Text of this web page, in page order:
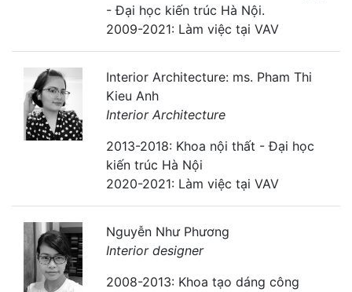
- Đại học kiến trúc Hà Nội.
2009-2021: Làm việc tại VAV
Interior Architecture: ms. Pham Thi
Kieu Anh
Interior Architecture
2013-2018: Khoa nội thất - Đại học
kiến trúc Hà Nội
2020-2021: Làm việc tại VAV
Nguyễn Như Phương
Interior designer
2008-2013: Khoa tạo dáng công